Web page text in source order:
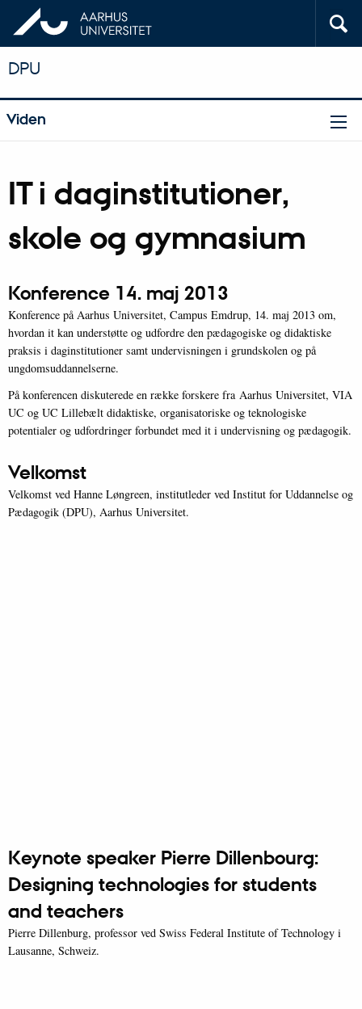
DPU
Viden
IT i daginstitutioner,
skole og gymnasium
Konference 14. maj 2013
Konference på Aarhus Universitet, Campus Emdrup, 14. maj 2013 om,
hvordan it kan understøtte og udfordre den pædagogiske og didaktiske
praksis i daginstitutioner samt undervisningen i grundskolen og på
ungdomsuddannelserne.
På konferencen diskuterede en række forskere fra Aarhus Universitet, VIA
UC og UC Lillebælt didaktiske, organisatoriske og teknologiske
potentialer og udfordringer forbundet med it i undervisning og pædagogik.
Velkomst
Velkomst ved Hanne Løngreen, institutleder ved Institut for Uddannelse og
Pædagogik (DPU), Aarhus Universitet.
Keynote speaker Pierre Dillenbourg:
Designing technologies for students
and teachers
Pierre Dillenburg, professor ved Swiss Federal Institute of Technology i
Lausanne, Schweiz.